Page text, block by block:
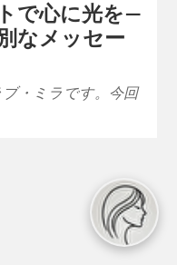
で心に光を—
なメッセー
・ミラです。今回